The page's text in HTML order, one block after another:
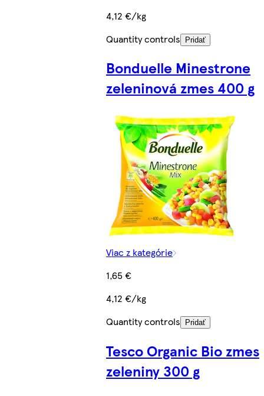
4,12 €/kg
Quantity controls
Pridať
Bonduelle Minestrone
zeleninová zmes 400 g
Viac z kategórie
1,65 €
4,12 €/kg
Quantity controls
Pridať
Tesco Organic Bio zmes
zeleniny 300 g